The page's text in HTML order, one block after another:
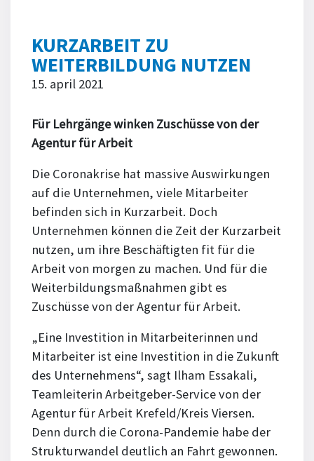
KURZARBEIT ZU
WEITERBILDUNG NUTZEN
15. april 2021
Für Lehrgänge winken Zuschüsse von der
Agentur für Arbeit
Die Coronakrise hat massive Auswirkungen
auf die Unternehmen, viele Mitarbeiter
befinden sich in Kurzarbeit. Doch
Unternehmen können die Zeit der Kurzarbeit
nutzen, um ihre Beschäftigten fit für die
Arbeit von morgen zu machen. Und für die
Weiterbildungsmaßnahmen gibt es
Zuschüsse von der Agentur für Arbeit.
„Eine Investition in Mitarbeiterinnen und
Mitarbeiter ist eine Investition in die Zukunft
des Unternehmens“, sagt Ilham Essakali,
Teamleiterin Arbeitgeber-Service von der
Agentur für Arbeit Krefeld/Kreis Viersen.
Denn durch die Corona-Pandemie habe der
Strukturwandel deutlich an Fahrt gewonnen.